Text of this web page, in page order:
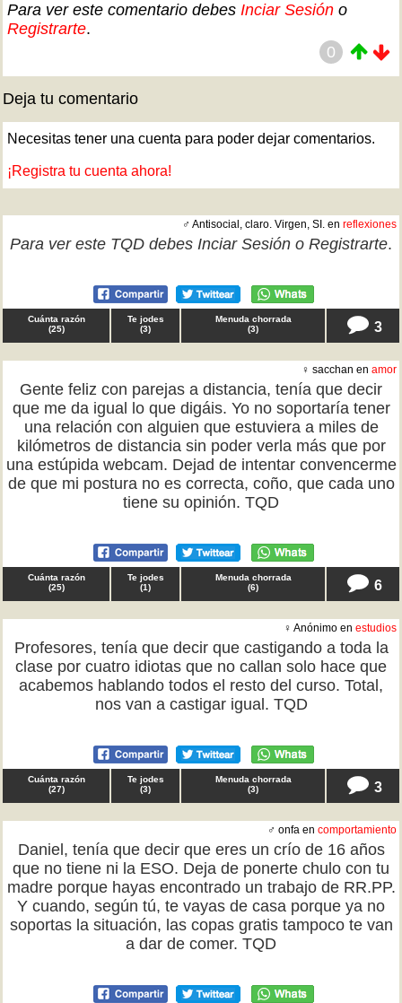
Para ver este comentario debes Inciar Sesión o
Registrarte.
0
Deja tu comentario
Necesitas tener una cuenta para poder dejar comentarios.
¡Registra tu cuenta ahora!
♂ Antisocial, claro. Virgen, SI. en reflexiones
Para ver este TQD debes Inciar Sesión o Registrarte.
Cuánta razón
(25)
Te jodes
(3)
Menuda chorrada
(3) 3
♀ sacchan en amor
Gente feliz con parejas a distancia, tenía que decir
que me da igual lo que digáis. Yo no soportaría tener
una relación con alguien que estuviera a miles de
kilómetros de distancia sin poder verla más que por
una estúpida webcam. Dejad de intentar convencerme
de que mi postura no es correcta, coño, que cada uno
tiene su opinión. TQD
Cuánta razón
(25)
Te jodes
(1)
Menuda chorrada
(6) 6
♀ Anónimo en estudios
Profesores, tenía que decir que castigando a toda la
clase por cuatro idiotas que no callan solo hace que
acabemos hablando todos el resto del curso. Total,
nos van a castigar igual. TQD
Cuánta razón
(27)
Te jodes
(3)
Menuda chorrada
(3) 3
♂ onfa en comportamiento
Daniel, tenía que decir que eres un crío de 16 años
que no tiene ni la ESO. Deja de ponerte chulo con tu
madre porque hayas encontrado un trabajo de RR.PP.
Y cuando, según tú, te vayas de casa porque ya no
soportas la situación, las copas gratis tampoco te van
a dar de comer. TQD